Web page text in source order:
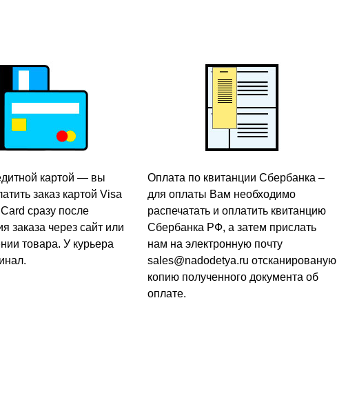
картой — вы
заказ картой Visa
сразу после
заказа через сайт или
товара. У курьера
Оплата по квитанции Сбербанка –
для оплаты Вам необходимо
распечатать и оплатить квитанцию
Сбербанка РФ, а затем прислать
нам на электронную почту
sales@nadodetya.ru отсканированую
копию полученного документа об
оплате.